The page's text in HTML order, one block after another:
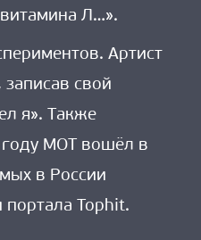
витамина Л…».
Артист
свой
я». Также
МОТ вошёл в
в России
портала Tophit.